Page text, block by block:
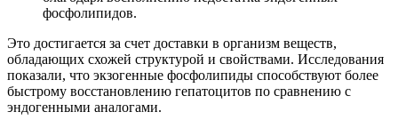
фосфолипидов.
Это достигается за счет доставки в организм веществ,
обладающих схожей структурой и свойствами. Исследования
показали, что экзогенные фосфолипиды способствуют более
быстрому восстановлению гепатоцитов по сравнению с
эндогенными аналогами.